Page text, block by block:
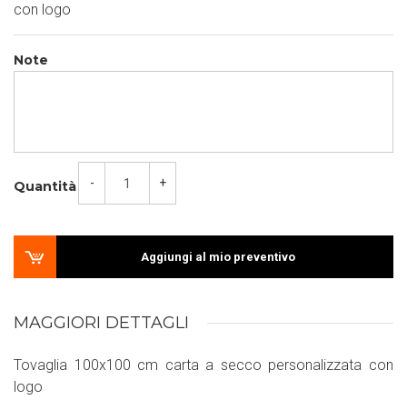
con logo
Note
Quantità - +
Aggiungi al mio preventivo
MAGGIORI DETTAGLI
Tovaglia 100x100 cm carta a secco personalizzata con
logo